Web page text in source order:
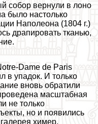
собор вернули в лоно
было настолько
Наполеона (1804 г.)
драпировать тканью,
Dame de Paris
в упадок. И только
вновь обратили
масштабная
не только
но и появились
химер.